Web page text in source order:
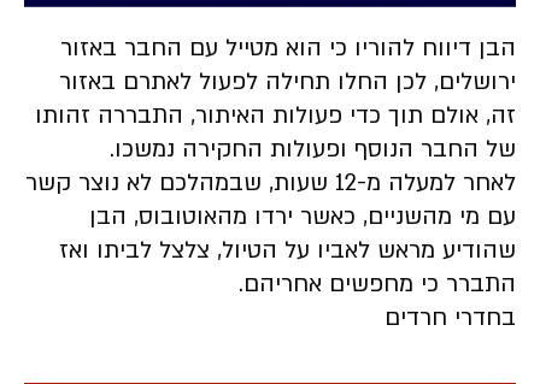
הבן דיווח להוריו כי הוא מטייל עם החבר באזור
ירושלים, לכן החלו תחילה לפעול לאתרם באזור
זה, אולם תוך כדי פעולות האיתור, התבררה זהותו
של החבר הנוסף ופעולות החקירה נמשכו.
לאחר למעלה מ-12 שעות, שבמהלכם לא נוצר קשר
עם מי מהשניים, כאשר ירדו מהאוטובוס, הבן
שהודיע מראש לאביו על הטיול, צלצל לביתו ואז
התברר כי מחפשים אחריהם.
בחדרי חרדים